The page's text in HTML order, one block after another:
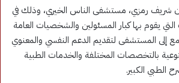
شريف رمزي، مستشفى الناس الخيري، وذلك في
يقوم بها كبار المسئولين والشخصيات العامة
إلى المستشفى لتقديم الدعم النفسي والمعنوي
بالتخصصات المختلفة والخدمات الطبية
الطبي الكبير.